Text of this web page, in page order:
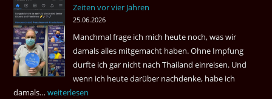
Zeiten vor vier Jahren
25.06.2026
Manchmal frage ich mich heute noch, was wir
damals alles mitgemacht haben. Ohne Impfung
durfte ich gar nicht nach Thailand einreisen. Und
wenn ich heute darüber nachdenke, habe ich
damals…Das
weiterlesen